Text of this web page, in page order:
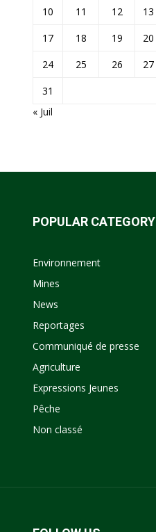
10
11 12 13
17
18 19 20
24
25 26 27
31
« Juil
POPULAR CATEGORY
Environnement
Mines
News
Reportages
Communiqué de presse
Agriculture
Expressions Jeunes
Pêche
Non classé